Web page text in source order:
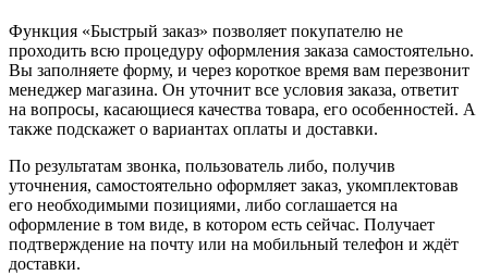
Функция «Быстрый заказ» позволяет покупателю не
проходить всю процедуру оформления заказа самостоятельно.
Вы заполняете форму, и через короткое время вам перезвонит
менеджер магазина. Он уточнит все условия заказа, ответит
на вопросы, касающиеся качества товара, его особенностей. А
также подскажет о вариантах оплаты и доставки.
По результатам звонка, пользователь либо, получив
уточнения, самостоятельно оформляет заказ, укомплектовав
его необходимыми позициями, либо соглашается на
оформление в том виде, в котором есть сейчас. Получает
подтверждение на почту или на мобильный телефон и ждёт
доставки.